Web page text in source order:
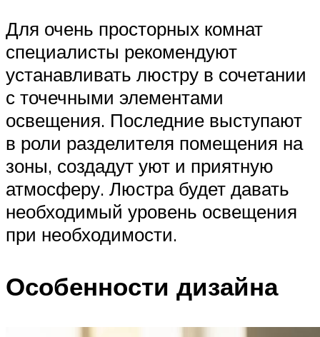
Для очень просторных комнат
специалисты рекомендуют
устанавливать люстру в сочетании
с точечными элементами
освещения. Последние выступают
в роли разделителя помещения на
зоны, создадут уют и приятную
атмосферу. Люстра будет давать
необходимый уровень освещения
при необходимости.
Особенности дизайна